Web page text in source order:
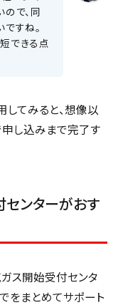
で、同
すね。
できる点
てみると、想像以
申し込みまで完了す
ンターがおす
ス開始受付センタ
をまとめてサポート